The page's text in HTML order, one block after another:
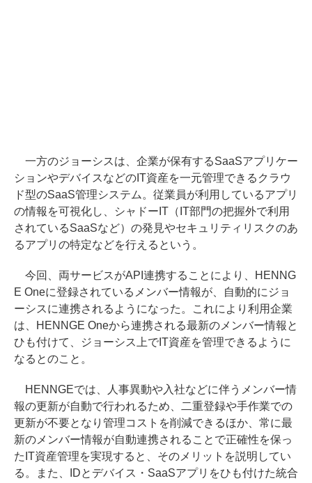
一方のジョーシスは、企業が保有するSaaSアプリケー
ションやデバイスなどのIT資産を一元管理できるクラウ
ド型のSaaS管理システム。従業員が利用しているアプリ
の情報を可視化し、シャドーIT（IT部門の把握外で利用
されているSaaSなど）の発見やセキュリティリスクのあ
るアプリの特定などを行えるという。
今回、両サービスがAPI連携することにより、HENNG
E Oneに登録されているメンバー情報が、自動的にジョ
ーシスに連携されるようになった。これにより利用企業
は、HENNGE Oneから連携される最新のメンバー情報と
ひも付けて、ジョーシス上でIT資産を管理できるように
なるとのこと。
HENNGEでは、人事異動や入社などに伴うメンバー情
報の更新が自動で行われるため、二重登録や手作業での
更新が不要となり管理コストを削減できるほか、常に最
新のメンバー情報が自動連携されることで正確性を保っ
たIT資産管理を実現すると、そのメリットを説明してい
る。また、IDとデバイス・SaaSアプリをひも付けた統合